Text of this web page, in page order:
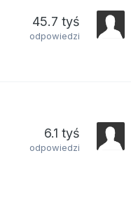
45.7 tyś
odpowiedzi
6.1 tyś
odpowiedzi